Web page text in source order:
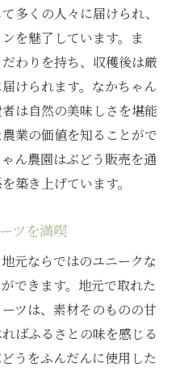
者との交流
訪れる意義
ぶどう作り
るための活動
ぶどうフェア
フェアの役割
多くの人々に届けられ、
を魅了しています。ま
わりを持ち、収穫後は厳
けられます。なかちゃん
は自然の美味しさを堪能
業の価値を知ることがで
ん農園はぶどう販売を通
築き上げています。
ツを満喫
元ならではのユニークな
できます。地元で取れた
ツは、素材そのものの甘
ばふるさとの味を感じる
うをふんだんに使用した